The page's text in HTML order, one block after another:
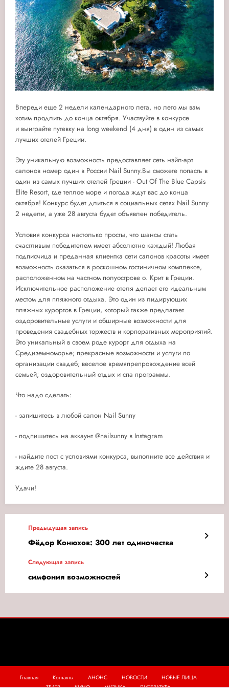
Впереди еще 2 недели календарного лета, но лето мы вам
хотим продлить до конца октября. Участвуйте в конкурсе
и выиграйте путевку на long weekend (4 дня) в один из самых
лучших отелей Греции.
Эту уникальную возможность предоставляет сеть нэйл-арт
салонов номер один в России Nail Sunny.Вы сможете попасть в
один из самых лучших отелей Греции - Out Of The Blue Capsis
Elite Resort, где теплое море и погода ждут вас до конца
октября! Конкурс будет длиться в социальных сетях Nail Sunny
2 недели, а уже 28 августа будет объявлен победитель.
Условия конкурса настолько просты, что шансы стать
счастливым победителем имеет абсолютно каждый! Любая
подписчица и преданная клиентка сети салонов красоты имеет
возможность оказаться в роскошном гостиничном комплексе,
расположенном на частном полуострове о. Крит в Греции.
Исключительное расположение отеля делает его идеальным
местом для пляжного отдыха. Это один из лидирующих
пляжных курортов в Греции, который также предлагает
оздоровительные услуги и обширные возможности для
проведения свадебных торжеств и корпоративных мероприятий.
Это уникальный в своем роде курорт для отдыха на
Средиземноморье; прекрасные возможности и услуги по
организации свадеб; веселое времяпрепровождение всей
семьей; оздоровительный отдых и спа программы.
Что надо сделать:
- запишитесь в любой салон Nail Sunny
- подпишитесь на аккаунт @nailsunny в Instagram
- найдите пост с условиями конкурса, выполните все действия и
ждите 28 августа.
Удачи!
Предыдущая запись
Фёдор Конюхов: 300 лет одиночества
Следующая запись
симфония возможностей
Главная Контакты АНОНС НОВОСТИ
НОВЫЕ ЛИЦА